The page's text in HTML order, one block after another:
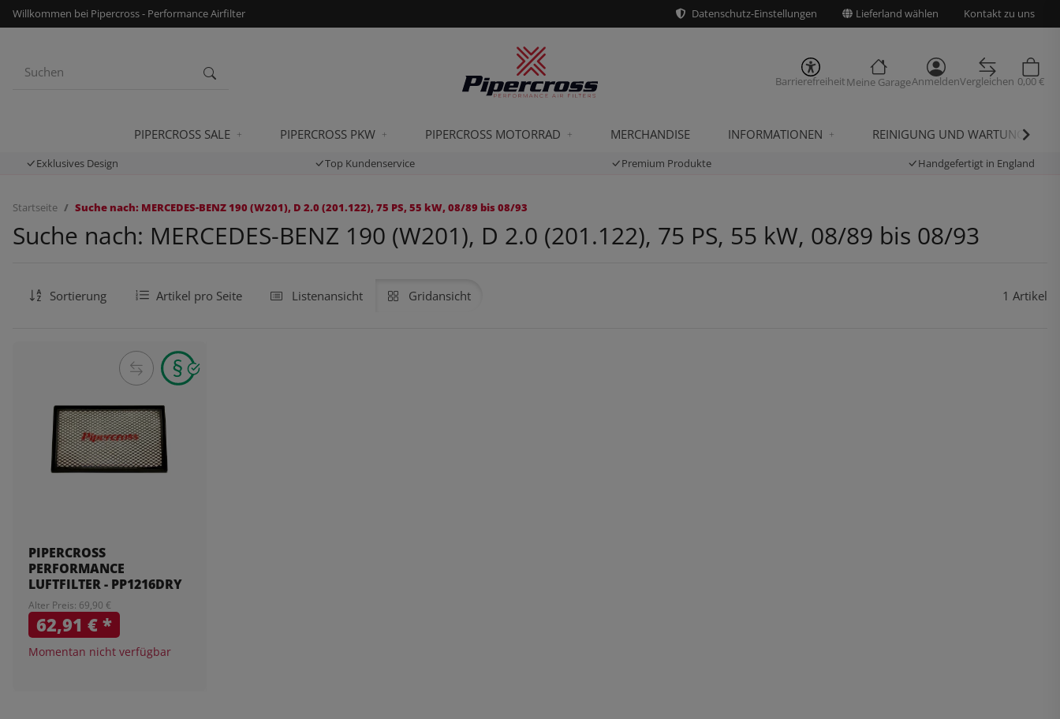
Willkommen bei Pipercross - Performance Airfilter Datenschutz-Einstellungen Lieferland wählen Kontakt zu uns
BarrierefreiheitMeine GarageAnmeldenVergleichen 0,00 €
PIPERCROSS SALE PIPERCROSS PKW PIPERCROSS MOTORRAD MERCHANDISE INFORMATIONEN REINIGUNG UND WARTUNG
Exklusives Design Top Kundenservice Premium Produkte Handgefertigt in England
Startseite Suche nach: MERCEDES-BENZ 190 (W201), D 2.0 (201.122), 75 PS, 55 kW, 08/89 bis 08/93
Suche nach: MERCEDES-BENZ 190 (W201), D 2.0 (201.122), 75 PS, 55 kW, 08/89 bis 08/93
Sortierung Artikel pro Seite Listenansicht Gridansicht 1 Artikel
PIPERCROSS
PERFORMANCE
LUFTFILTER - PP1216DRY
Alter Preis: 69,90 €
62,91 €*
Momentan nicht verfügbar